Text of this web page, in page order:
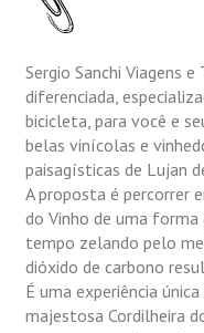
Sergio Sanchi Viagens
diferenciada,
bicicleta, para você e
belas vinícolas e
paisagísticas de Lujan
A proposta é percorrer
do Vinho de uma
tempo zelando pelo
dióxido de carbono
É uma experiência
majestosa Cordilheira